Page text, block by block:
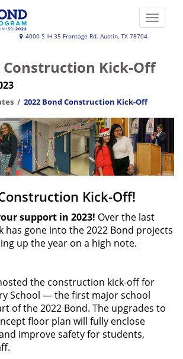
4000 S IH 35 Frontage Rd. Austin, TX 78704
Toggle
Construction Kick-Off
2022 Bond Construction Kick-Off
Kick-Off!
support in 2023! Over the last
has gone into the 2022 Bond projects
up the year on a high note.
the construction kick-off for
School — the first major school
of the 2022 Bond. The upgrades to
floor plan will fully enclose
improve safety for students,